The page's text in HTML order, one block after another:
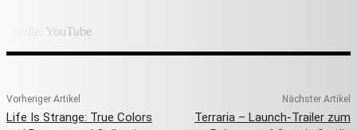
Quelle: YouTube
Vorheriger Artikel
Life Is Strange: True Colors
Nächster Artikel
Terraria – Launch-Trailer zum